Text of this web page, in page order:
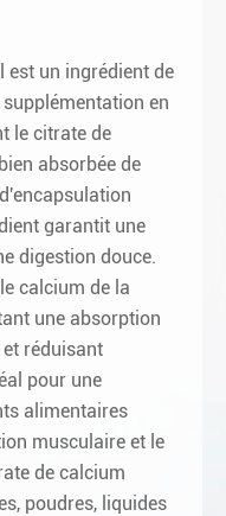
est un ingrédient de
en
le citrate de
absorbée de
garantit une
digestion douce.
calcium de la
une absorption
réduisant
pour une
alimentaires
musculaire et le
de calcium
poudres, liquides